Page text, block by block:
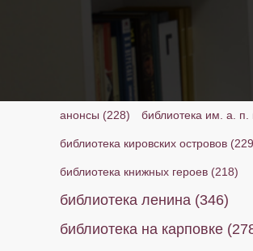
анонсы (228) библиотека им. а. п.
библиотека кировских островов
библиотека книжных героев (218)
библиотека ленина (346)
библиотека на карповке